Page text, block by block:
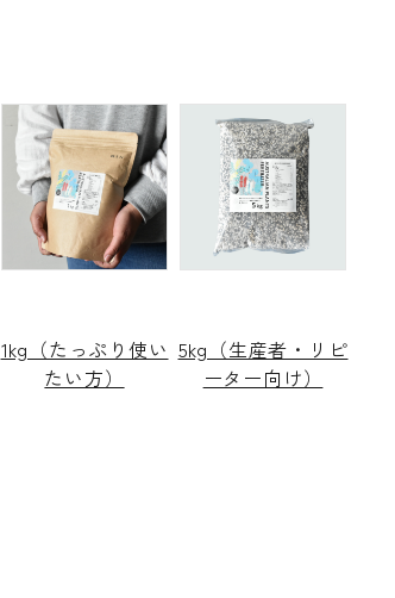
1kg（たっぷり使い
たい方）
5kg（生産者・リピ
ーター向け）